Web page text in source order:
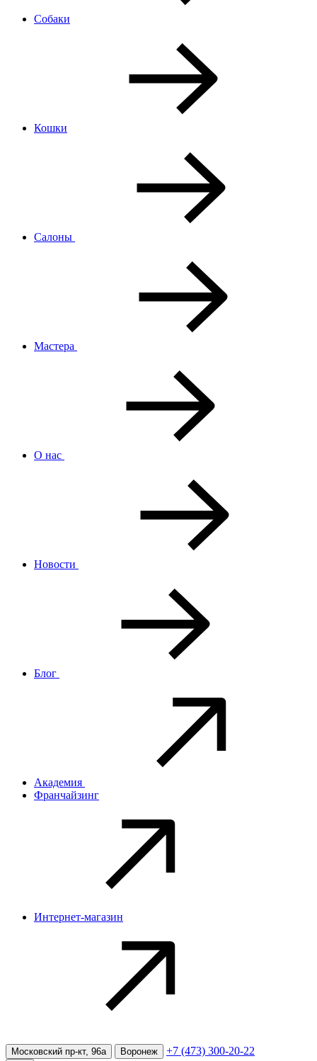
Собаки
Кошки
Салоны
Мастера
О нас
Новости
Блог
Академия
Франчайзинг
Интернет-магазин
Московский пр-кт, 96а Воронеж +7 (473) 300-20-22